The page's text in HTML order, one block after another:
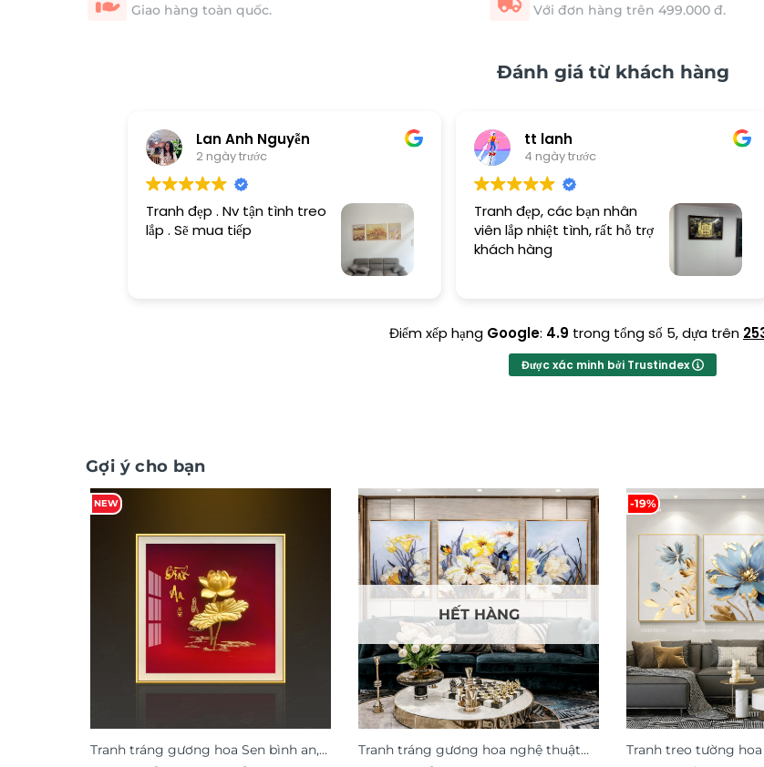
Giao hàng toàn quốc. Với đơn hàng trên 499.000 đ.
Đánh giá từ khách hàng
Lan Anh Nguyễn
2 ngày trước
Tranh đẹp . Nv tận tình treo
lắp . Sẽ mua tiếp
tt lanh
4 ngày trước
Tranh đẹp, các bạn nhân
viên lắp nhiệt tình, rất hỗ trợ
khách hàng
Điểm xếp hạng Google: 4.9 trong tổng số 5,dựa trên
Được xác minh bởi Trustindex
Gợi ý cho bạn
NEW
Tranh tráng gương hoa Sen bình an,
HẾT HÀNG
Tranh tráng gương hoa nghệ thuật
-19%
Tranh treo tường